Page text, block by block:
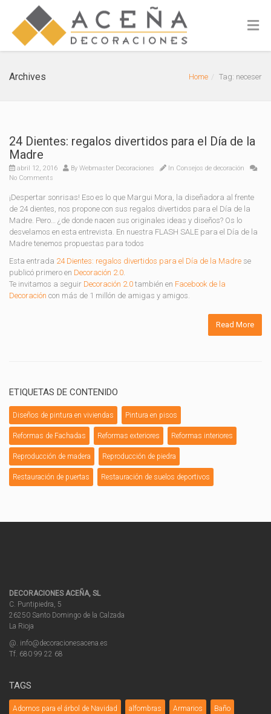
Archives Home Tag: neceser
24 Dientes: regalos divertidos para el Día de la
Madre
abril 12, 2016 By Webmaster Decoraciones In Consejos de decoración
No Comments
¡Despertar sonrisas! Eso es lo que Margui Mora, la diseñadora al frente
de 24 dientes, nos propone con sus regalos divertidos para el Día de la
Madre. Pero… ¿de donde nacen sus originales ideas y diseños? Os lo
desvelamos en esta entrevista. En nuestra FLASH SALE para el Día de la
Madre tenemos propuestas para todos
Esta entrada 24 Dientes: regalos divertidos para el Día de la Madre se
publicó primero en Decoración 2.0.
Te invitamos a seguir Decoración 2.0 también en Facebook de la
Decoración con más de 1 millón de amigas y amigos.
Read More
ETIQUETAS DE CONTENIDO
Diseños de pintura en viviendas Pintura en pisos
Reformas de Fachadas Reformas exteriores Reformas interiores
Reproducción de madera Reproducción de piedra
Restauración de puertas Restauración de suelos deportivos
DECORACIONES ACEÑA, SL
C. Puntipiedra, 5
26250 Santo Domingo de la Calzada
La Rioja
@. info@decoracionesacena.es
Tf. 680 99 22 68
TAGS
Adornos para el árbol de Navidad alfombras Armarios Baño